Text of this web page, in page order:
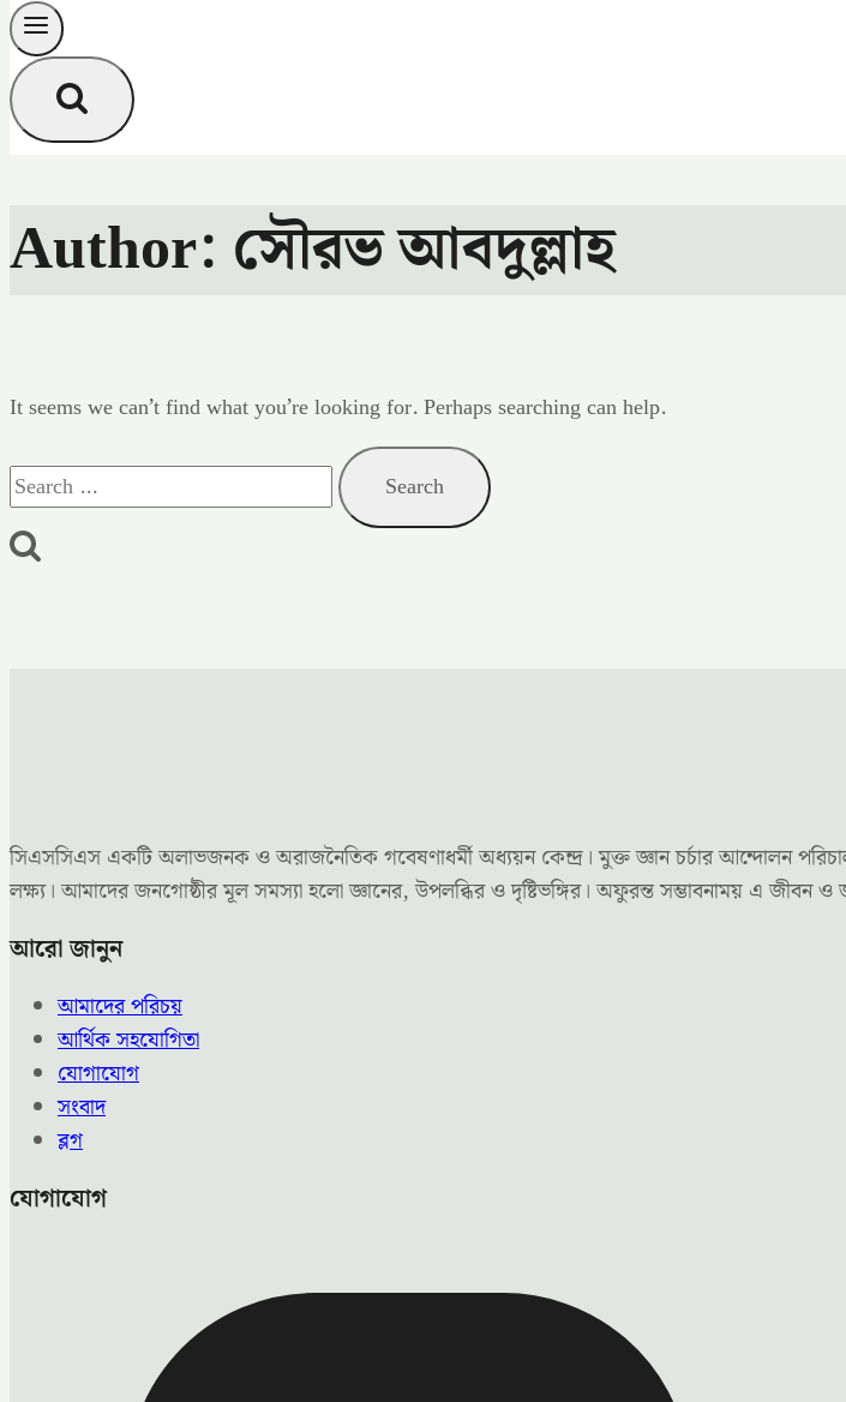
Author: সৌরভ আবদুল্লাহ
It seems we can’t find what you’re looking for. Perhaps searching can help.
Search
for:
সিএসসিএস একটি অলাভজনক ও অরাজনৈতিক গবেষণাধর্মী অধ্যয়ন কেন্দ্র। মুক্ত জ্ঞান চর্চার আন্দোলন
লক্ষ্য। আমাদের জনগোষ্ঠীর মূল সমস্যা হলো জ্ঞানের, উপলব্ধির ও দৃষ্টিভঙ্গির। অফুরন্ত সম্ভাবনাময় এ
আরো জানুন
আমাদের পরিচয়
আর্থিক সহযোগিতা
যোগাযোগ
সংবাদ
ব্লগ
যোগাযোগ